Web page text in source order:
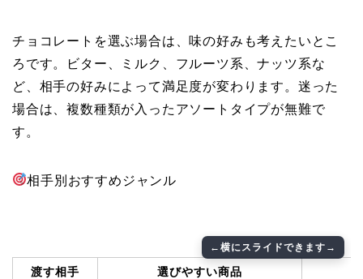
チョコレートを選ぶ場合は、味の好みも考えたいとこ
ろです。ビター、ミルク、フルーツ系、ナッツ系な
ど、相手の好みによって満足度が変わります。迷った
場合は、複数種類が入ったアソートタイプが無難で
す。
相手別おすすめジャンル
渡す相手 選びやすい商品